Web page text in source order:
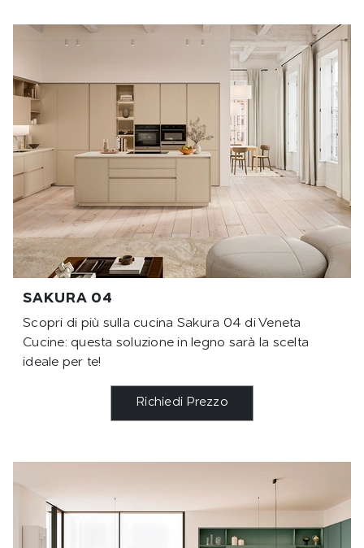
SAKURA 04
Scopri di più sulla cucina Sakura 04 di Veneta
Cucine: questa soluzione in legno sarà la scelta
ideale per te!
Richiedi Prezzo